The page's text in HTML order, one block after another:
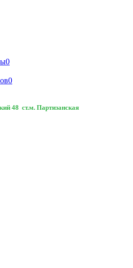
0
0
48 ст.м. Партизанская